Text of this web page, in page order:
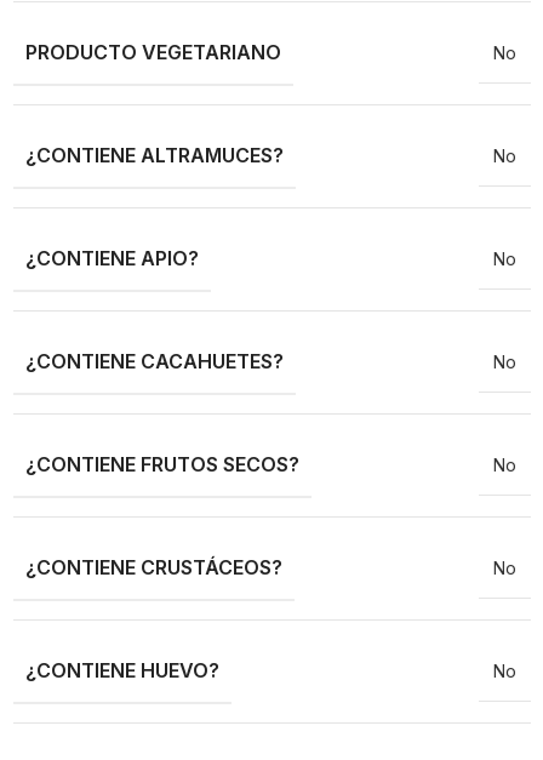
PRODUCTO VEGETARIANO No
¿CONTIENE ALTRAMUCES? No
¿CONTIENE APIO? No
¿CONTIENE CACAHUETES? No
¿CONTIENE FRUTOS SECOS? No
¿CONTIENE CRUSTÁCEOS? No
¿CONTIENE HUEVO? No